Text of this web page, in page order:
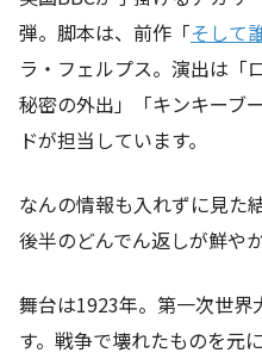
弾。脚本は、前作「そして
ラ・フェルプス。演出は
秘密の外出」「キンキーブ
ドが担当しています。
なんの情報も入れずに見た
後半のどんでん返しが鮮やか
舞台は1923年。第一次世
す。戦争で壊れたものを元